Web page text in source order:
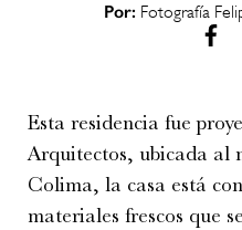
Por: Fotografía
Esta residencia fue
Arquitectos, ubicada al
Colima, la casa está
materiales frescos que